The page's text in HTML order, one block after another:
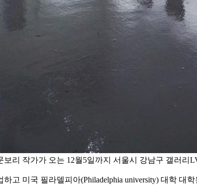
리 작가가 오는 12월5일까지 서울시 강남구 갤러
고 미국 필라델피아(Philadelphia university) 대학